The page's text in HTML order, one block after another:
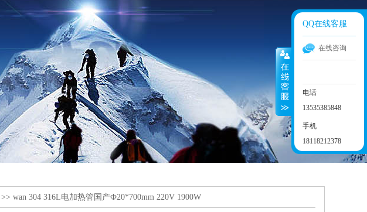
>> wan 304 316L电加热管国产Ф20*700mm 220V 1900W
QQ在线客服
在线咨询
电话
13535385848
手机
18118212378